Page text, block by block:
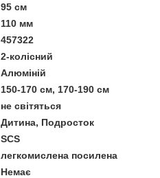
95 см
110 мм
457322
2-колісний
Алюміній
150-170 см, 170-190 см
не світяться
Дитина, Подросток
SCS
легкомислена посилена
Немає